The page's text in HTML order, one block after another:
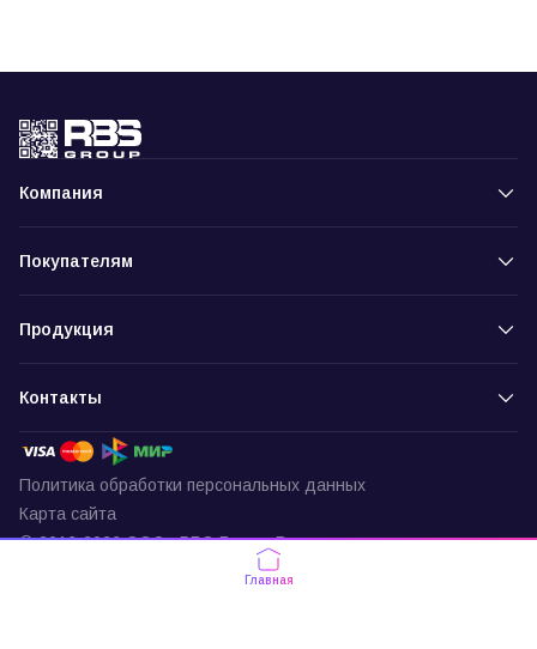
Компания
Покупателям
Продукция
Контакты
Политика обработки персональных данных
Карта сайта
© 2016-2026 ООО «РБС-Групп» Все права защищены
Главная